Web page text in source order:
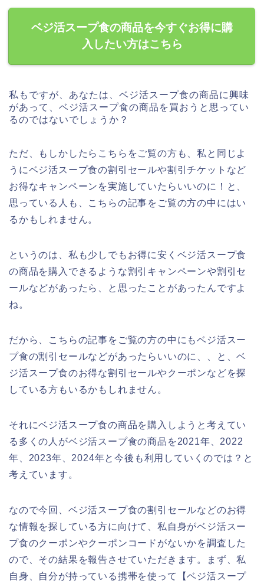
ベジ活スープ食の商品を今すぐお得に購
入したい方はこちら
私もですが、あなたは、ベジ活スープ食の商品に興味
があって、ベジ活スープ食の商品を買おうと思ってい
るのではないでしょうか？
ただ、もしかしたらこちらをご覧の方も、私と同じよ
うにベジ活スープ食の割引セールや割引チケットなど
お得なキャンペーンを実施していたらいいのに！と、
思っている人も、こちらの記事をご覧の方の中にはい
るかもしれません。
というのは、私も少しでもお得に安くベジ活スープ食
の商品を購入できるような割引キャンペーンや割引セ
ールなどがあったら、と思ったことがあったんですよ
ね。
だから、こちらの記事をご覧の方の中にもベジ活スー
プ食の割引セールなどがあったらいいのに、、と、ベ
ジ活スープ食のお得な割引セールやクーポンなどを探
している方もいるかもしれません。
それにベジ活スープ食の商品を購入しようと考えてい
る多くの人がベジ活スープ食の商品を2021年、2022
年、2023年、2024年と今後も利用していくのでは？と
考えています。
なので今回、ベジ活スープ食の割引セールなどのお得
な情報を探している方に向けて、私自身がベジ活スー
プ食のクーポンやクーポンコードがないかを調査した
ので、その結果を報告させていただきます。まず、私
自身、自分が持っている携帯を使って【ベジ活スープ